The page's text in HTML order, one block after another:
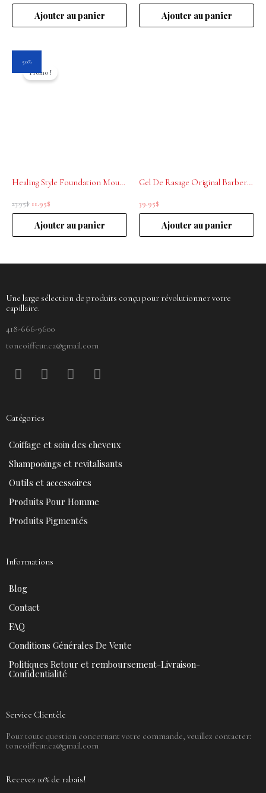
Ajouter au panier Ajouter au panier
50%
Promo !
Healing Style Foundation Mousse L’Anza 150ml
23.95$
initial
11.95$
actuel
Ajouter au panier
Gel De Rasage Original Barber’s 150 ml
39.95$
Ajouter au panier
Une large sélection de produits conçu pour révolutionner votre
capillaire.
418-666-9600
toncoiffeur.ca@gmail.com
F
a
b
o
o
k
P
i
e
e
s
t
Y
o
b
e
I
n
r
a
Catégories
Coiffage et soin des cheveux
Shampooings et revitalisants
Outils et accessoires
Produits Pour Homme
Produits Pigmentés
Informations
Blog
Contact
FAQ
Conditions Générales De Vente
Politiques Retour et remboursement-Livraison-
Confidentialité
Service Clientèle
Pour toute question concernant votre commande, veuillez contacter:
toncoiffeur.ca@gmail.com
Recevez 10% de rabais!